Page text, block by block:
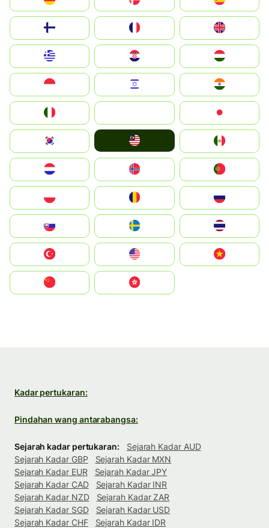
United Kingdom
Magyarország
South Korea
United States
中國香港特別行政區
Kadar pertukaran:
Pindahan wang antarabangsa:
Sejarah kadar pertukaran:
Sejarah Kadar AUD
Sejarah Kadar GBP
Sejarah Kadar MXN
Sejarah Kadar EUR
Sejarah Kadar JPY
Sejarah Kadar CAD
Sejarah Kadar INR
Sejarah Kadar NZD
Sejarah Kadar ZAR
Sejarah Kadar SGD
Sejarah Kadar USD
Sejarah Kadar CHF
Sejarah Kadar IDR